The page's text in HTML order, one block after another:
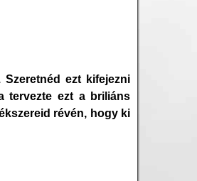
ezt kifejezni
tervezte ezt a briliáns
révén, hogy ki